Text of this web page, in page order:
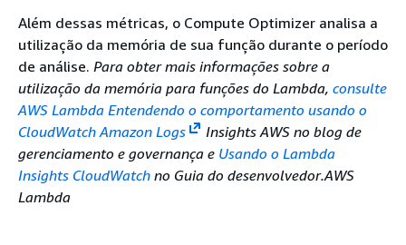
Além dessas métricas, o Compute Optimizer analisa a
utilização da memória de sua função durante o período
de análise. Para obter mais informações sobre a
utilização da memória para funções do Lambda, consulte
AWS Lambda Entendendo o comportamento usando o
CloudWatch Amazon Logs
InsightsAWS no blog de
gerenciamento e governança e Usando o Lambda
Insights CloudWatch no Guia do desenvolvedor.AWS
Lambda